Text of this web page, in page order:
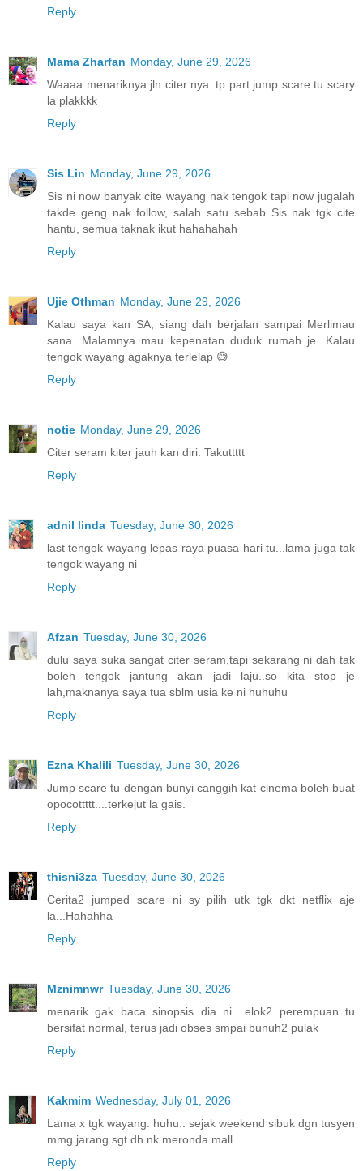
Reply
Mama Zharfan Monday, June 29, 2026
Waaaa menariknya jln citer nya..tp part jump scare tu scary
la plakkkk
Reply
Sis Lin Monday, June 29, 2026
Sis ni now banyak cite wayang nak tengok tapi now jugalah
takde geng nak follow, salah satu sebab Sis nak tgk cite
hantu, semua taknak ikut hahahahah
Reply
Ujie Othman Monday, June 29, 2026
Kalau saya kan SA, siang dah berjalan sampai Merlimau
sana. Malamnya mau kepenatan duduk rumah je. Kalau
tengok wayang agaknya terlelap 😅
Reply
notie Monday, June 29, 2026
Citer seram kiter jauh kan diri. Takuttttt
Reply
adnil linda Tuesday, June 30, 2026
last tengok wayang lepas raya puasa hari tu...lama juga tak
tengok wayang ni
Reply
Afzan Tuesday, June 30, 2026
dulu saya suka sangat citer seram,tapi sekarang ni dah tak
boleh tengok jantung akan jadi laju..so kita stop je
lah,maknanya saya tua sblm usia ke ni huhuhu
Reply
Ezna Khalili Tuesday, June 30, 2026
Jump scare tu dengan bunyi canggih kat cinema boleh buat
opocottttt....terkejut la gais.
Reply
thisni3za Tuesday, June 30, 2026
Cerita2 jumped scare ni sy pilih utk tgk dkt netflix aje
la...Hahahha
Reply
Mznimnwr Tuesday, June 30, 2026
menarik gak baca sinopsis dia ni.. elok2 perempuan tu
bersifat normal, terus jadi obses smpai bunuh2 pulak
Reply
Kakmim Wednesday, July 01, 2026
Lama x tgk wayang. huhu.. sejak weekend sibuk dgn tusyen
mmg jarang sgt dh nk meronda mall
Reply